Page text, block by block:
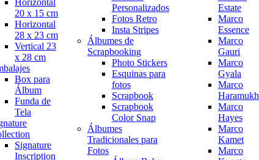
Horizontal
20 x 15 cm
Horizontal
28 x 23 cm
Vertical 23
x 28 cm
Box para
Álbum
Funda de
Tela
Signature
Inscription
Personalizados
Fotos Retro
Insta Stripes
Álbumes de
Scrapbooking
Photo Stickers
Esquinas para
fotos
Scrapbook
Scrapbook
Color Snap
Álbumes
Tradicionales para
Fotos
Estate
Marco
Essence
Marco
Gauri
Marco
Gyala
Marco
Haramukh
Marco
Hayes
Marco
Kamet
Marco